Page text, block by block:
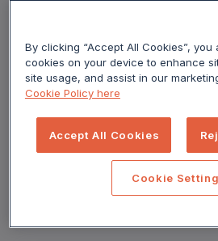
Senza cookie Globale Dati
Cookieless Marketing:
See where third-party cookies
actually stand today.
By clicking “Accept All Cookies”,
cookies on your device to enhance
site usage, and assist in our
Cookie Policy here
Accept All Cookies
Cookie